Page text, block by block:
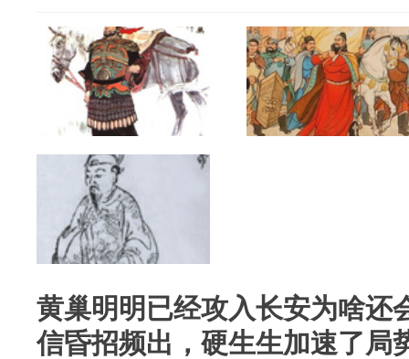
黄巢明明已经攻入长安为啥还
信昏招频出，硬生生加速了局